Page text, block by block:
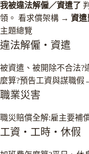
我被違法解僱／資遣了
領。 看求償架構 → 資遣
主題總覽
違法解僱・資遣
被資遣、被開除不合法?
麼算?預告工資與謀職假
職業災害
職災賠償全解:雇主要補
工資・工時・休假